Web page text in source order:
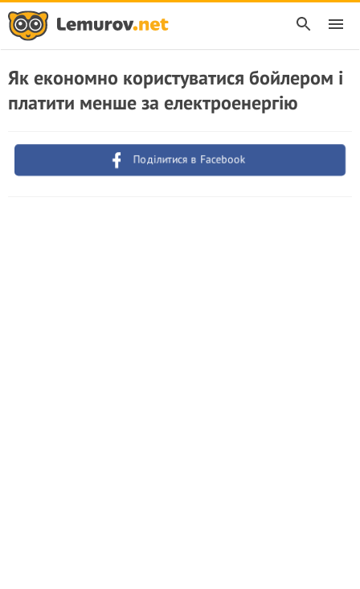
Як економно користуватися бойлером і
платити менше за електроенергію
Поділитися в Facebook